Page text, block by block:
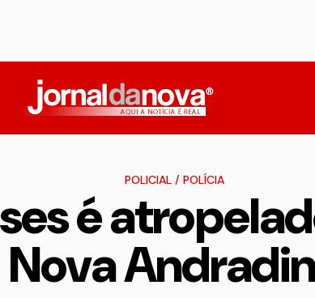
POLICIAL/ POLÍCIA
é
Nova